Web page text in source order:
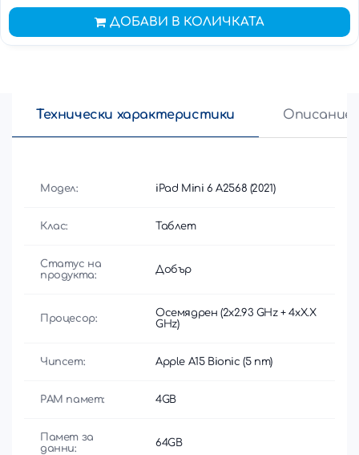
ДОБАВИ В КОЛИЧКАТА
Технически характеристики Описание
Модел: iPad Mini 6 A2568 (2021)
Клас: Таблет
Статус на
продукта:
Добър
Процесор:
Осемядрен (2x2.93 GHz + 4xX.X
GHz)
Чипсет: Apple A15 Bionic (5 nm)
РАМ памет: 4GB
Памет за
данни:
64GB